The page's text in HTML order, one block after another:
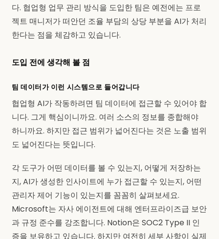
다. 협업형 업무 관리 방식을 도입한 팀은 예전에는 프로
젝트 매니저가 떠안던 조율 부담의 상당 부분을 AI가 처리
한다는 점을 체감하고 있습니다.
도입 전에 생각해 볼 점
팀 데이터가 이런 시스템으로 들어갑니다
협업형 AI가 작동하려면 팀 데이터에 접근할 수 있어야 합
니다. 그게 핵심이니까요. 여러 소스의 정보를 종합해야
하니까요. 하지만 접근 범위가 넓어진다는 것은 노출 범위
도 넓어진다는 뜻입니다.
각 도구가 어떤 데이터를 볼 수 있는지, 어떻게 저장하는
지, AI가 생성한 인사이트에 누가 접근할 수 있는지, 어떤
관리자 제어 기능이 있는지를 꼼꼼히 살펴보세요.
Microsoft는 자사 에이전트에 대해 엔터프라이즈급 보안
과 규정 준수를 강조합니다. Notion은 SOC2 Type II 인
증을 보유하고 있습니다. 하지만 여전히 세부 사항이 실제